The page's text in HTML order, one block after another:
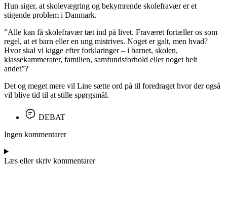
Hun siger, at skolevægring og bekymrende skolefravær er et
stigende problem i Danmark.
”Alle kan få skolefravær tæt ind på livet. Fraværet fortæller os som
regel, at et barn eller en ung mistrives. Noget er galt, men hvad?
Hvor skal vi kigge efter forklaringer – i barnet, skolen,
klassekammerater, familien, samfundsforhold eller noget helt
andet”?
Det og meget mere vil Line sætte ord på til foredraget hvor der også
vil blive tid til at stille spørgsmål.
DEBAT
Ingen kommentarer
Læs eller skriv kommentarer